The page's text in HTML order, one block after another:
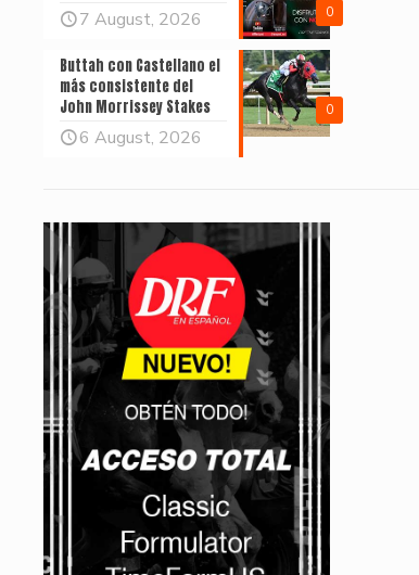
0
7 August, 2026
0
Buttah con Castellano el
más consistente del
John Morrissey Stakes
6 August, 2026